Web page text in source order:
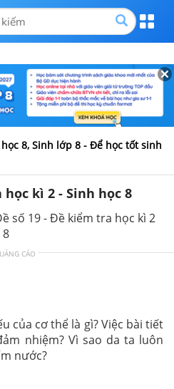
8, Sinh lớp 8 - Để học tốt sinh
kì 2 - Sinh học 8
số 19 - Đề kiểm tra học kì 2
8
CÁO
của cơ thể là gì? Việc bài tiết
nhiệm? Vì sao da ta luôn
nước?